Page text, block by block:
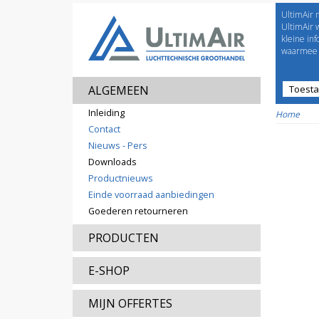
ALGEMEEN
Inleiding
Contact
Nieuws - Pers
Downloads
Productnieuws
Einde voorraad aanbiedingen
Goederen retourneren
PRODUCTEN
E-SHOP
MIJN OFFERTES
UltimAir
UltimAir
kleine
Home